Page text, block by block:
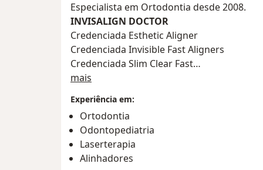
Especialista em Ortodontia desde 2008.
INVISALIGN DOCTOR
Credenciada Esthetic Aligner
Credenciada Invisible Fast Aligners
Credenciada Slim Clear Fast
Ênfase em SlimClear e Lingual Clip
Transversal dos Maxilares e fio BIO-PEEK®
mais
Experiência em:
Ortodontia
Odontopediatria
Laserterapia
Alinhadores